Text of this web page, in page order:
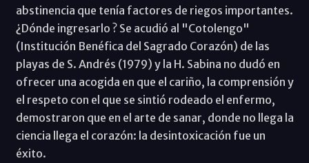
abstinencia que tenía factores de riegos importantes.
¿Dónde ingresarlo ? Se acudió al "Cotolengo"
(Institución Benéfica del Sagrado Corazón) de las
playas de S. Andrés (1979) y la H. Sabina no dudó en
ofrecer una acogida en que el cariño, la comprensión y
el respeto con el que se sintió rodeado el enfermo,
demostraron que en el arte de sanar, donde no llega la
ciencia llega el corazón: la desintoxicación fue un
éxito.